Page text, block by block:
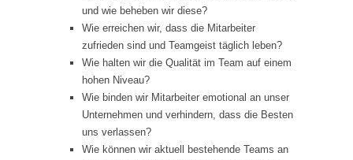
und wie beheben wir diese?
Wie erreichen wir, dass die Mitarbeiter
zufrieden sind und Teamgeist täglich leben?
Wie halten wir die Qualität im Team auf einem
hohen Niveau?
Wie binden wir Mitarbeiter emotional an unser
Unternehmen und verhindern, dass die Besten
uns verlassen?
Wie können wir aktuell bestehende Teams an